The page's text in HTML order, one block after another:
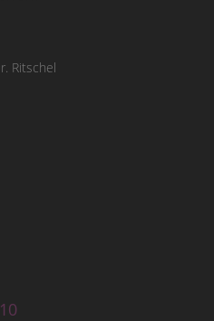
Ritschel